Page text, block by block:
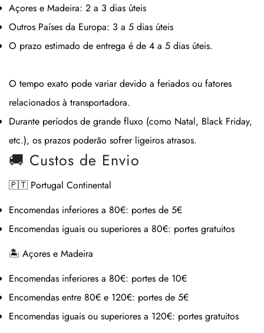
Açores e Madeira: 2 a 3 dias úteis
Outros Países da Europa: 3 a 5 dias úteis
O prazo estimado de entrega é de 4 a 5 dias úteis.
O tempo exato pode variar devido a feriados ou fatores
relacionados à transportadora.
Durante períodos de grande fluxo (como Natal, Black Friday,
etc.), os prazos poderão sofrer ligeiros atrasos.
🚚 Custos de Envio
🇵🇹 Portugal Continental
Encomendas inferiores a 80€: portes de 5€
Encomendas iguais ou superiores a 80€: portes gratuitos
🏝 Açores e Madeira
Encomendas inferiores a 80€: portes de 10€
Encomendas entre 80€ e 120€: portes de 5€
Encomendas iguais ou superiores a 120€: portes gratuitos